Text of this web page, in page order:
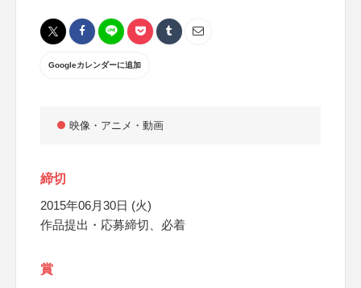
Googleカレンダーに追加
映像・アニメ・動画
締切
2015年06月30日 (火)
作品提出・応募締切、必着
賞